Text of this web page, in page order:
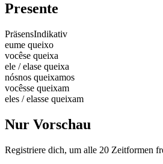
Presente
PräsensIndikativ
eume queixo
vocêse queixa
ele / elase queixa
nósnos queixamos
vocêsse queixam
eles / elasse queixam
Nur Vorschau
Registriere dich, um alle 20 Zeitformen